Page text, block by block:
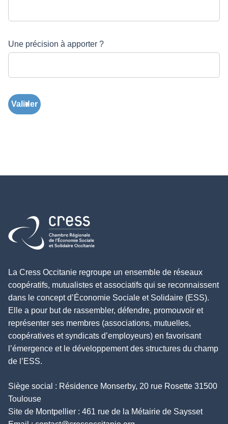
Une précision à apporter ?
Valider
Retour à l'accueil
La Cress Occitanie regroupe un ensemble de réseaux
coopératifs, mutualistes et associatifs qui se reconnaissent
dans le concept d’Économie Sociale et Solidaire (ESS).
Elle a pour but de rassembler, défendre, promouvoir et
représenter ses membres (associations, mutuelles,
coopératives et syndicats d’employeurs) en favorisant
l’émergence et le développement des structures du champ
de l’ESS.
Siège social : Résidence Monserby, 20 rue Rosette 31500
Toulouse
Site de Montpellier : 461 rue de la Métairie de Saysset